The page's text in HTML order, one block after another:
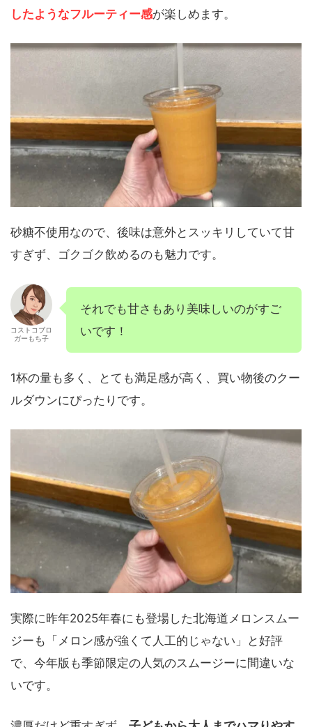
したようなフルーティー感が楽しめます。
砂糖不使用なので、後味は意外とスッキリしていて甘
すぎず、ゴクゴク飲めるのも魅力です。
コストコブロ
ガーもち子
それでも甘さもあり美味しいのがすご
いです！
1杯の量も多く、とても満足感が高く、買い物後のクー
ルダウンにぴったりです。
実際に昨年2025年春にも登場した北海道メロンスムー
ジーも「メロン感が強くて人工的じゃない」と好評
で、今年版も季節限定の人気のスムージーに間違いな
いです。